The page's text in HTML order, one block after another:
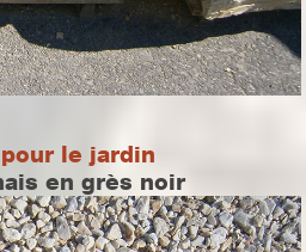
le jardin
en grès noir